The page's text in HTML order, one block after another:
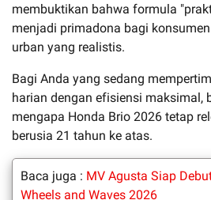
membuktikan bahwa formula
menjadi primadona bagi
urban yang realistis.
Bagi Anda yang sedang
harian dengan efisiensi maksimal,
mengapa Honda Brio 2026 tetap
berusia 21 tahun ke atas.
Baca juga : MV Agusta Siap
Wheels and Waves 2026